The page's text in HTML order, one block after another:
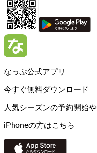
なっぷ公式アプリ
今すぐ無料ダウンロード
人気シーズンの予約開始
iPhoneの方はこちら